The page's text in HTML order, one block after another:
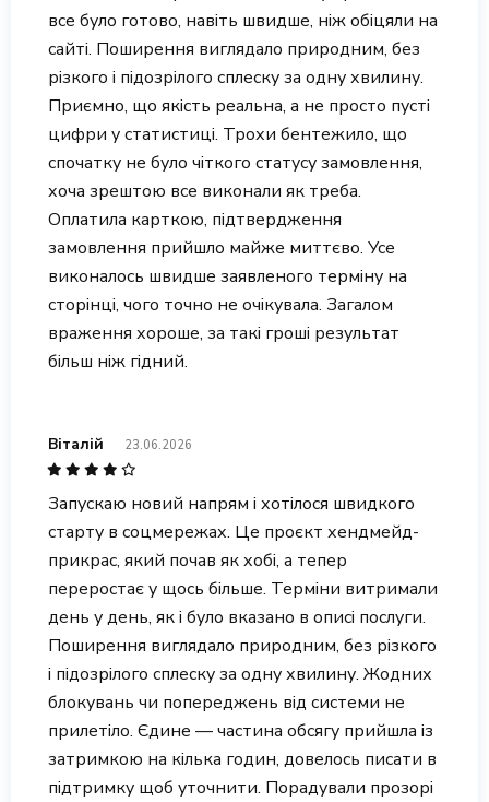
все було готово, навіть швидше, ніж обіцяли на
сайті. Поширення виглядало природним, без
різкого і підозрілого сплеску за одну хвилину.
Приємно, що якість реальна, а не просто пусті
цифри у статистиці. Трохи бентежило, що
спочатку не було чіткого статусу замовлення,
хоча зрештою все виконали як треба.
Оплатила карткою, підтвердження
замовлення прийшло майже миттєво. Усе
виконалось швидше заявленого терміну на
сторінці, чого точно не очікувала. Загалом
враження хороше, за такі гроші результат
більш ніж гідний.
Віталій 23.06.2026
Запускаю новий напрям і хотілося швидкого
старту в соцмережах. Це проєкт хендмейд-
прикрас, який почав як хобі, а тепер
переростає у щось більше. Терміни витримали
день у день, як і було вказано в описі послуги.
Поширення виглядало природним, без різкого
і підозрілого сплеску за одну хвилину. Жодних
блокувань чи попереджень від системи не
прилетіло. Єдине — частина обсягу прийшла із
затримкою на кілька годин, довелось писати в
підтримку щоб уточнити. Порадували прозорі